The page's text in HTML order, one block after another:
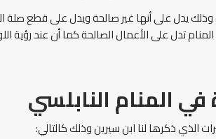
يدل على أنها غير صالحة ويدل على قطع صلة
تدل على الأعمال الصالحة كما أن عند رؤية
المنام النابلسي
الذي ذكرها لنا ابن سيرين وذلك كالتالي: